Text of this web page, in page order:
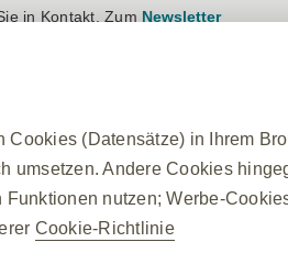
in Kontakt. Zum Newsletter
(Datensätze) in Ihrem
umsetzen. Andere Cookies
nutzen; Werbe-
Cookie-Richtlinie